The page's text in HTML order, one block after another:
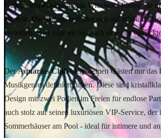
Neben dem Pool und dem Whirlpool finden Sie
können. Die Anlage befindet sich auf erhöhten
verleihen. Hier können Sie auch eine der
Der Aquarius Club
DerAquarius Clubbietet seinen Gästen nur
Musikgenres definiert haben. Diese sind
Design mit zwei Podien im Freien für endlose
auch stolz auf seinen luxuriösen VIP-Service,
Sommerhäuser am Pool - ideal für intimere und